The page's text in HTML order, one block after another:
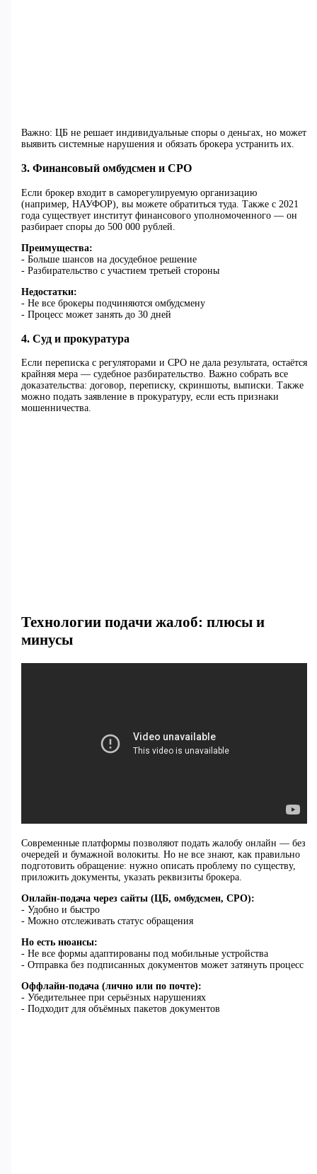
Важно: ЦБ не решает индивидуальные споры о деньгах, но может
выявить системные нарушения и обязать брокера устранить их.
3. Финансовый омбудсмен и СРО
Если брокер входит в саморегулируемую организацию
(например, НАУФОР), вы можете обратиться туда. Также с 2021
года существует институт финансового уполномоченного — он
разбирает споры до 500 000 рублей.
Преимущества:
- Больше шансов на досудебное решение
- Разбирательство с участием третьей стороны
Недостатки:
- Не все брокеры подчиняются омбудсмену
- Процесс может занять до 30 дней
4. Суд и прокуратура
Если переписка с регуляторами и СРО не дала результата, остаётся
крайняя мера — судебное разбирательство. Важно собрать все
доказательства: договор, переписку, скриншоты, выписки. Также
можно подать заявление в прокуратуру, если есть признаки
мошенничества.
Технологии подачи жалоб: плюсы и
минусы
Современные платформы позволяют подать жалобу онлайн — без
очередей и бумажной волокиты. Но не все знают, как правильно
подготовить обращение: нужно описать проблему по существу,
приложить документы, указать реквизиты брокера.
Онлайн-подача через сайты (ЦБ, омбудсмен, СРО):
- Удобно и быстро
- Можно отслеживать статус обращения
Но есть нюансы:
- Не все формы адаптированы под мобильные устройства
- Отправка без подписанных документов может затянуть процесс
Оффлайн-подача (лично или по почте):
- Убедительнее при серьёзных нарушениях
- Подходит для объёмных пакетов документов